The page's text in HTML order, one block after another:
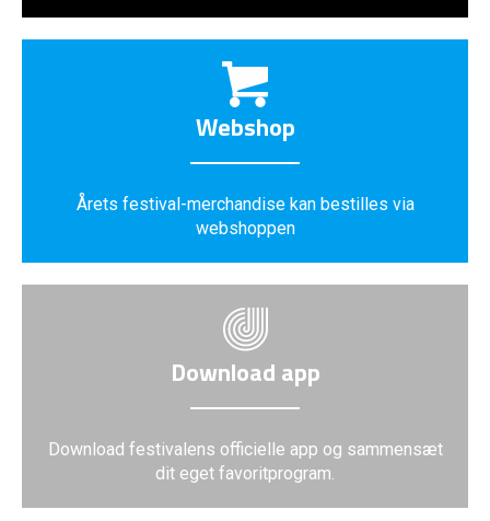
Webshop
Årets festival-merchandise kan bestilles via
webshoppen
Download app
Download festivalens officielle app og sammensæt
dit eget favoritprogram.